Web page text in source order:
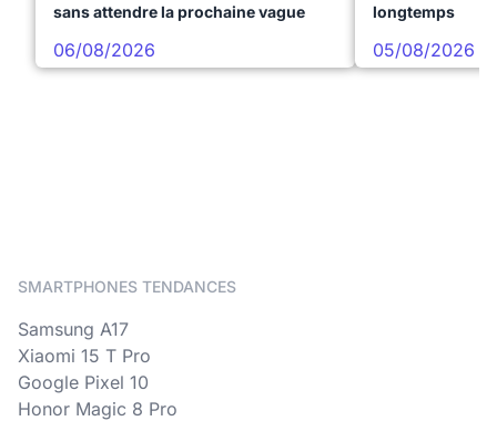
sans attendre la prochaine vague
06/08/2026
longtemps
05/08/2026
SMARTPHONES TENDANCES
Samsung A17
Xiaomi 15 T Pro
Google Pixel 10
Honor Magic 8 Pro